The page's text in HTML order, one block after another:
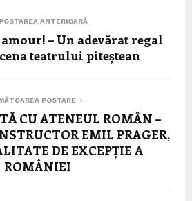
POSTAREA ANTERIOARĂ
– Un adevărat regal
teatrului piteștean
POSTARE
CU ATENEUL ROMÂN –
EMIL PRAGER,
DE EXCEPȚIE A
ROMÂNIEI